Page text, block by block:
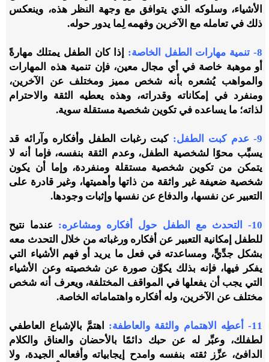
الأشياء، وسلوكه الذي يتوافق مع وجهة النظر هذه، وينعكس
ذلك في تعامله مع الآخرين وفهمه لِما يدور حوله.
8- تنمية مهارات الطفل الخاصة: إذا كان الطفل يمتلك مهارةً
أو موهبة خاصة في أي مجال معين، فإن تنمية هذه المهارات
والمواهب يُشعره بأنه شخص مميز ومختلف عن الآخرين،
ومنفرد في إمكاناته وقدراته، وهذه يعطيه الثقة والاحترام
لذاته؛ ما يساعده في تكوين شخصية مستقلة سوية.
9- عدم كبت الطفل: كبت رغبات الطفل وأفكاره وآرائه قد
يسبِّب محوًا لشخصية الطفل، وعدم الثقة بنفسه، فإما أنه لا
يتمكن من تكوين شخصية مستقلة ومنفردة، وإما أن يكون
شخصية ضعيفة غير واثقة من ذاتها وأهميتها، وغير قادرة على
التعبير عن نفسها، والدفاع عن نفسها وإثبات وجودها.
10- التحدث مع الطفل حول أفكاره ومشاعره:
عندما نتيح
للطفل إمكانية التعبير عن أفكاره ورغباته من خلال التحدث معه
بشكل جدِّيٍّ، ومساعدته في فعل ما يريد أو فهم الأشياء التي
يفكر فيها، فإنه بذلك يكوِّن صورة عن شخصيته وعن الأشياء
التي يجب أن يفعلها في المواقف المختلفة، ويعرف أنه شخص
مختلف عن الآخرين، وله أفكاره واهتماماته الخاصة.
11- أعطِه الاهتمام والثقة والعاطفة:
اهتمَّ بالإشباع العاطفي
لطفلك، وعبِّر له عن حبك دائمًا بالأحضان والعناق والكلام
الدافئ، عزِّز ثقته بنفسه وامدح إيجابياته وأفعاله الجيدة، ولا